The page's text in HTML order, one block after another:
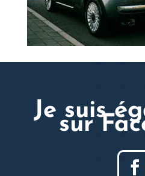
Je suis
sur